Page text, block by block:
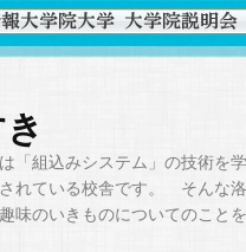
「組込みシステム」の技術を
れている校舎です。 そんな
味のいきものについてのこと